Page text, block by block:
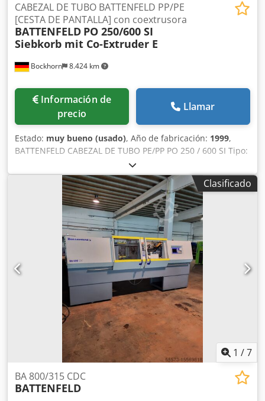
Bockhorn 8.424 km
CABEZAL DE TUBO BATTENFELD PP/PE
[CESTA DE PANTALLA] con coextrusora
BATTENFELD PO 250/600 SI
Siebkorb mit Co-Extruder E
Información de
precio
Llamar
Estado: muy bueno (usado), Año de fabricación: 1999,
BATTENFELD CABEZAL DE TUBO PE/PP PO 250 / 600 SI Tipo:
PO 250/600 SI. Cesta de tamiz Año de fabricación: 1999
Aplicación: Tubos de PE, tubos de PP Diámetro máximo:
250 mm Producción: 600 kg/h Poco uso Estado: Muy bueno,
necesita limpieza Incluye co-extrusora Extrudex EN 25 año
2007 para tiras de color La instalación es de mi propiedad
Ubicación: Dsdjvy It Topfx Af Aock Sachal
Extrusionsmaschinen Bahnhofstr 6 D-26345 Bockhorn-
Clasificado
1 /7
BA 800/315 CDC
BATTENFELD